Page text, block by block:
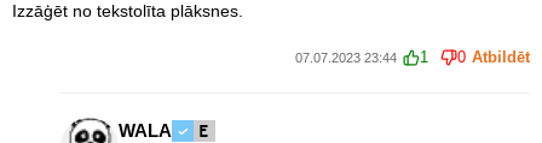
Izzāģēt no tekstolīta plāksnes.
07.07.2023 23:44 1 0 Atbildēt
WALA